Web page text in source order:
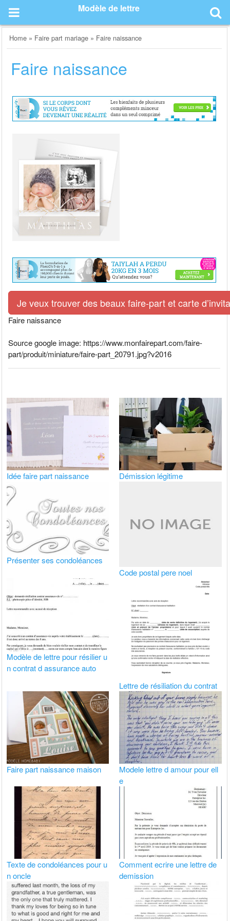
content
Modèle de lettre
Home » Faire part mariage » Faire naissance
Faire naissance
Je veux trouver des beaux faire-part et carte
Faire naissance
Source google image: https://www.monfairepart.com/faire-
part/produit/miniature/faire-part_20791.jpg?v2016
Idée faire part naissance Démission légitime
Présenter ses condoléances
Code postal pere noel
Modèle de lettre pour résilier u
n contrat d assurance auto
Lettre de résiliation du contrat
Faire part naissance maison
Modele lettre d amour pour ell
e
Texte de condoléances pour u
n oncle
Comment ecrire une lettre de
demission